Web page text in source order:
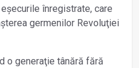
înregistrate, care
germenilor Revoluţiei
o generaţie tânără fără